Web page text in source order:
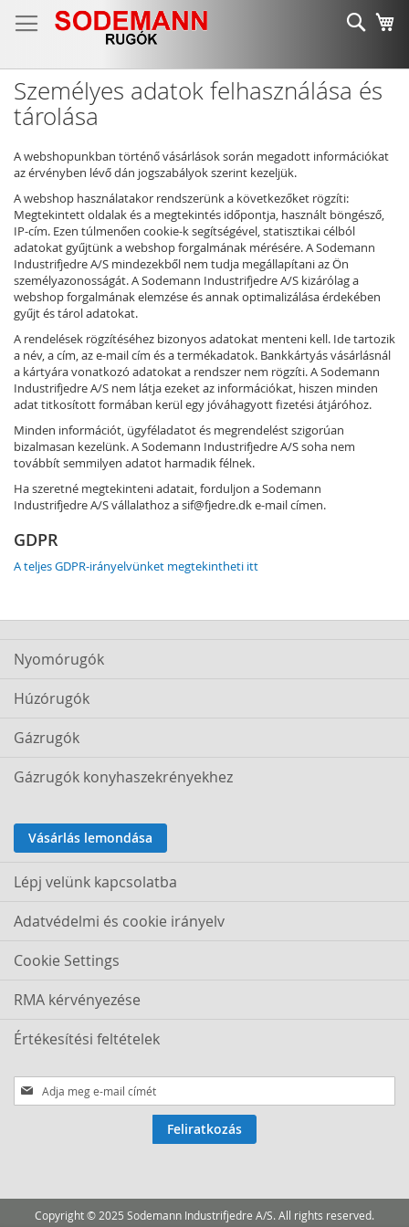
a
Személyes adatok felhasználása és
tárolása
A webshopunkban történő vásárlások során megadott információkat
az érvényben lévő dán jogszabályok szerint kezeljük.
A webshop használatakor rendszerünk a következőket rögzíti:
Megtekintett oldalak és a megtekintés időpontja, használt böngésző,
IP-cím. Ezen túlmenően cookie-k segítségével, statisztikai célból
adatokat gyűjtünk a webshop forgalmának mérésére. A Sodemann
Industrifjedre A/S mindezekből nem tudja megállapítani az Ön
személyazonosságát. A Sodemann Industrifjedre A/S kizárólag a
webshop forgalmának elemzése és annak optimalizálása érdekében
gyűjt és tárol adatokat.
A rendelések rögzítéséhez bizonyos adatokat menteni kell. Ide tartozik
a név, a cím, az e-mail cím és a termékadatok. Bankkártyás vásárlásnál
a kártyára vonatkozó adatokat a rendszer nem rögzíti. A Sodemann
Industrifjedre A/S nem látja ezeket az információkat, hiszen minden
adat titkosított formában kerül egy jóváhagyott fizetési átjáróhoz.
Minden információt, ügyféladatot és megrendelést szigorúan
bizalmasan kezelünk. A Sodemann Industrifjedre A/S soha nem
továbbít semmilyen adatot harmadik félnek.
Ha szeretné megtekinteni adatait, forduljon a Sodemann
Industrifjedre A/S vállalathoz asif@fjedre.dk e-mail címen.
GDPR
A teljes GDPR-irányelvünket megtekintheti itt
Nyomórugók
Húzórugók
Gázrugók
Gázrugók konyhaszekrényekhez
Vásárlás lemondása
Lépj velünk kapcsolatba
Adatvédelmi és cookie irányelv
Cookie Settings
RMA kérvényezése
Értékesítési feltételek
Iratkozzon
fel
Feliratkozás
Copyright © 2025 Sodemann Industrifjedre A/S. All rights reserved.